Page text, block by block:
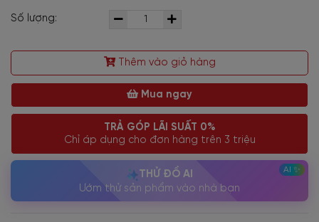
Số lượng:
Thêm vào giỏ hàng
Mua ngay
TRẢ GÓP LÃI SUẤT 0%
Chỉ áp dụng cho đơn hàng trên 3 triệu
THỬ ĐỒ AI
Ướm thử sản phẩm vào nhà bạn